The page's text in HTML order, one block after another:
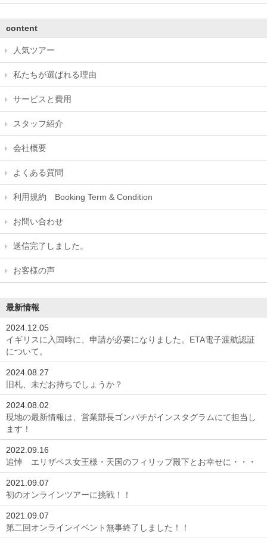
content
人気ツアー
私たちが選ばれる理由
サービスと費用
スタッフ紹介
会社概要
よくある質問
利用規約 Booking Term & Condition
お問い合わせ
送信完了しました。
お客様の声
最新情報
2024.12.05
イギリスに入国時に、申請が必要になりました。ETA電子渡航認証
について。
2024.08.27
旧札、未だお持ちでしょうか？
2024.08.02
現地の最新情報は、営業部長ゴンパチがインスタグラムにて担当し
ます！
2022.09.16
追悼 エリザベス女王様・天国のフィリップ殿下とお幸せに・・・
2021.09.07
初のオンラインツアーに挑戦！！
2021.09.07
第二回オンラインイベント無事終了しました！！